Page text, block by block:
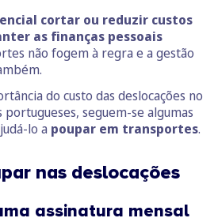
cortar ou reduzir custos
as finanças pessoais
não fogem à regra e a gestão
do custo das deslocações no
seguem-se algumas
lo a poupar em transportes.
nas deslocações
assinatura mensal